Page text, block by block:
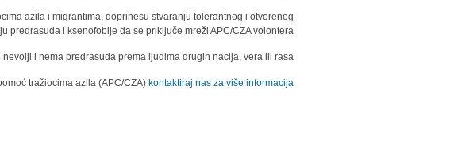
azila i migrantima, doprinesu stvaranju tolerantnog i otvorenog
predrasuda i ksenofobije da se priključe mreži APC/CZA volontera.
i nema predrasuda prema ljudima drugih nacija, vera ili rasa.
tražiocima azila (APC/CZA) kontaktiraj nas za više informacija.